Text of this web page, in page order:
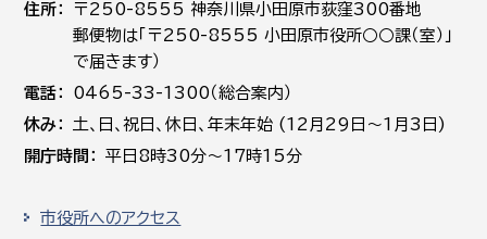
住所
〒250-8555 神奈川県小田原市荻窪300番地
郵便物は「〒250-8555 小田原市役所○○課（室）」
で届きます）
電話
0465-33-1300（総合案内）
休み
土､日､祝日、休日、年末年始 (12月29日～1月3日)
開庁時間
平日8時30分～17時15分
市役所へのアクセス